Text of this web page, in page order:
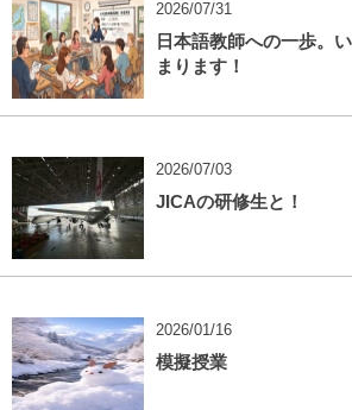
2026/07/31
日本語教師への一歩。
まります！
2026/07/03
JICAの研修生と！
2026/01/16
模擬授業